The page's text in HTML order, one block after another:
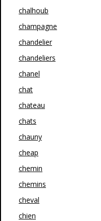
chalhoub
champagne
chandelier
chandeliers
chanel
chat
chateau
chats
chauny
cheap
chemin
chemins
cheval
chien